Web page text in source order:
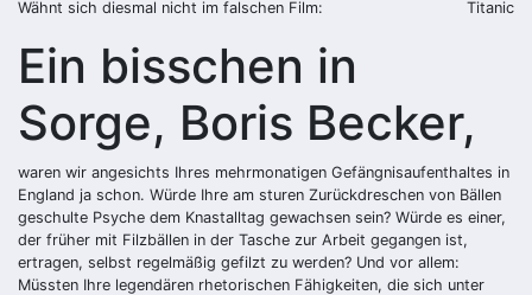
Wähnt sich diesmal nicht im falschen Film: Titanic
Ein bisschen in
Sorge, Boris Becker,
waren wir angesichts Ihres mehrmonatigen Gefängnisaufenthaltes in
England ja schon. Würde Ihre am sturen Zurückdreschen von Bällen
geschulte Psyche dem Knastalltag gewachsen sein? Würde es einer,
der früher mit Filzbällen in der Tasche zur Arbeit gegangen ist,
ertragen, selbst regelmäßig gefilzt zu werden? Und vor allem:
Müssten Ihre legendären rhetorischen Fähigkeiten, die sich unter